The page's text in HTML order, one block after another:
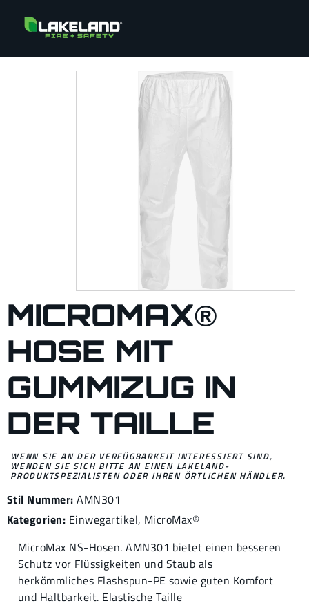
MICROMAX®
HOSE MIT
GUMMIZUG IN
DER TAILLE
WENN SIE AN DER VERFÜGBARKEIT INTERESSIERT SIND,
WENDEN SIE SICH BITTE AN EINEN LAKELAND-
PRODUKTSPEZIALISTEN ODER IHREN ÖRTLICHEN HÄNDLER.
Stil Nummer: AMN301
Kategorien: Einwegartikel, MicroMax®
MicroMax NS-Hosen. AMN301 bietet einen besseren
Schutz vor Flüssigkeiten und Staub als
herkömmliches Flashspun-PE sowie guten Komfort
und Haltbarkeit. Elastische Taille